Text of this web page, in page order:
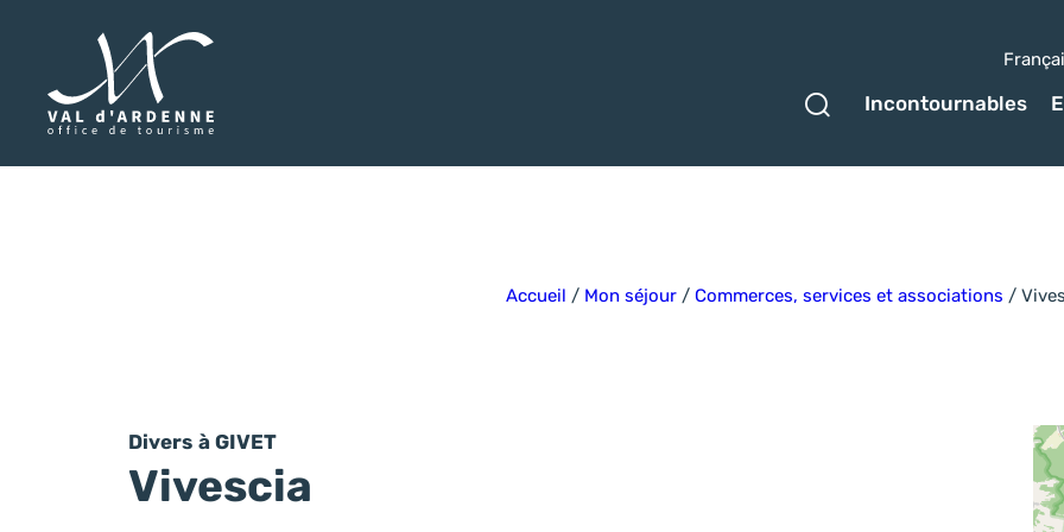
Ouvrir le formulaire
Incontournables
Accueil / Mon séjour/ Commerces, services et associations /
Divers à GIVET
Vivescia